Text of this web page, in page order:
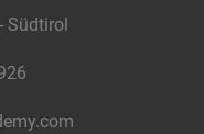
Südtirol